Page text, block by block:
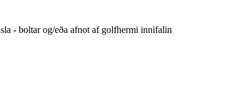
- boltar og/eða afnot af golfhermi innifalin